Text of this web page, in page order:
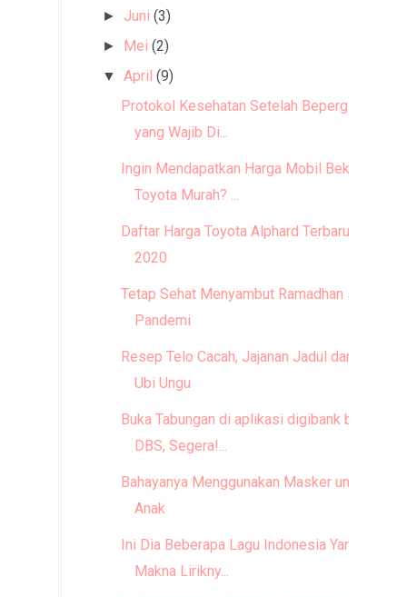
► Juni (3)
► Mei (2)
▼ April (9)
Protokol Kesehatan Setelah Bepergian
yang Wajib Di...
Ingin Mendapatkan Harga Mobil Bekas
Toyota Murah? ...
Daftar Harga Toyota Alphard Terbaru
2020
Tetap Sehat Menyambut Ramadhan saat
Pandemi
Resep Telo Cacah, Jajanan Jadul dari
Ubi Ungu
Buka Tabungan di aplikasi digibank by
DBS, Segera!...
Bahayanya Menggunakan Masker untuk
Anak
Ini Dia Beberapa Lagu Indonesia Yang
Makna Lirikny...